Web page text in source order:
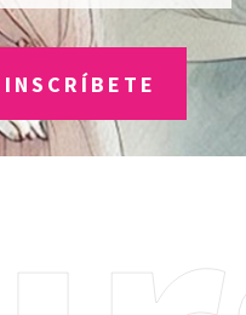
INSCRÍBETE